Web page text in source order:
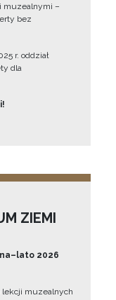
muzealnymi –
bez
r. oddział
dla
ZIEMI
2026
lekcji muzealnych